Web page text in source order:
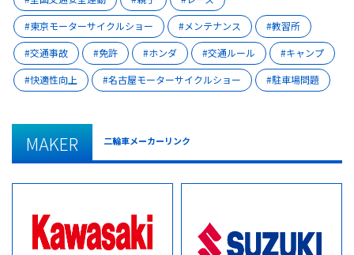
東京モーターサイクルショー
メンテナンス
教習所
交通事故
免許 ホンダ 交通ルール
キャンプ
快適性向上
名古屋モーターサイクルショー 駐車場問題
MAKER 二輪車メーカーリンク